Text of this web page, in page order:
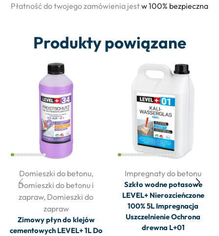
Płatność do twojego zamówienia jestw 100% bezpieczna
Produkty powiązane
Domieszki do betonu,
Domieszki do betonu i
zapraw, Domieszki do
zapraw
Zimowy płyn do klejów
cementowych LEVEL+ 1L Do
Impregnaty do betonu
Szkło wodne potasowe
LEVEL+ Nierozcieńczone
100% 5L Impregnacja
Uszczelnienie Ochrona
drewna L+01